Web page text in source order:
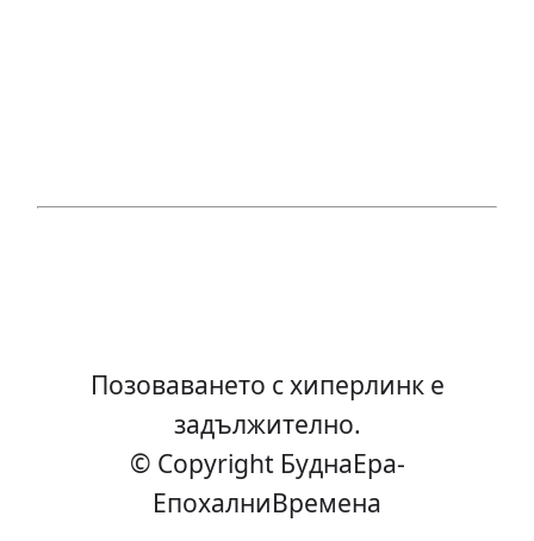
Позоваването с хиперлинк е
задължително.
© Copyright БуднаEра-
ЕпохалниВремена